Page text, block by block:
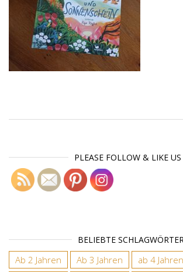
PLEASE FOLLOW & LIKE US
BELIEBTE
Ab 2 Jahren Ab 3 Jahren ab 4 Jahren